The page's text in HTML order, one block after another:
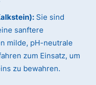
Sie sind
sanftere
milde, pH-neutrale
zum Einsatz, um
zu bewahren.